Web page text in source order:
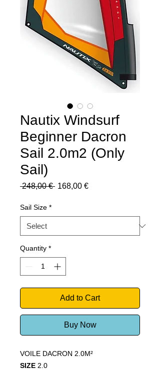
Nautix Windsurf
Beginner Dacron
Sail 2.0m2 (Only
Sail)
248,00 € Regular
168,00 €Sale
Sail Size *
Quantity *
Add to Cart
Buy Now
VOILE DACRON 2.0M²
SIZE 2.0